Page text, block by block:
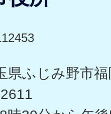
県ふじみ野市